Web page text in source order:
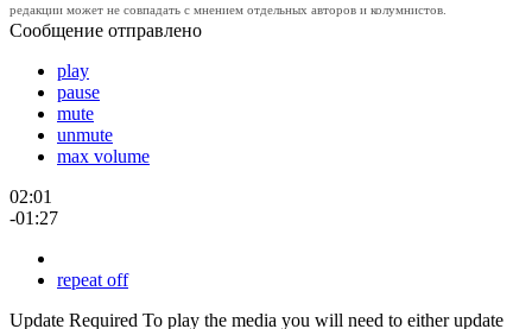
редакции может не совпадать с мнением отдельных авторов и колумнистов.
Сообщение отправлено
play
pause
mute
unmute
max volume
02:01
-01:27
repeat off
Update Required To play the media you will need to either update